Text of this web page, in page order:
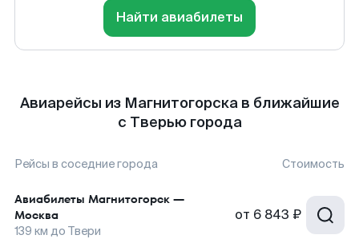
Найти авиабилеты
Авиарейсы из Магнитогорска в ближайшие
с Тверью города
Рейсы в соседние города Стоимость
Авиабилеты Магнитогорск —
Москва
139 км до Твери
от 6 843 ₽